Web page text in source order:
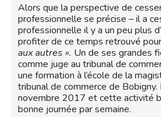
Alors que la perspective de
professionnelle se précise – il a
professionnelle il y a un peu plus
profiter de ce temps retrouvé pour
aux autres ». Un de ses grandes
comme juge au tribunal de
une formation à l’école de la
tribunal de commerce de
novembre 2017 et cette activité
bonne journée par semaine.